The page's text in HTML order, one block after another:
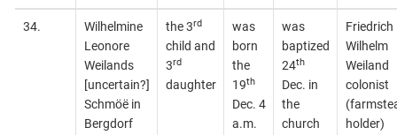
34.
Wilhelmine
Leonore
Weilands
[uncertain?]
Schmöë in
Bergdorf
the 3rd
child and
3rd
daughter
was
born
the
19th
Dec. 4
a.m.
was
baptized
24th
Dec. in
the
church
Friedrich
Wilhelm
Weiland
colonist
holder)